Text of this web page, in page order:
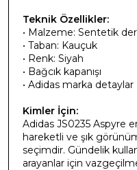
Teknik Özellikler:
• Malzeme: Sentetik
• Taban: Kauçuk
• Renk: Siyah
• Bağcık kapanışı
• Adidas marka detaylar
Kimler İçin:
Adidas JS0235 Aspyre
hareketli ve şık
seçimdir. Gündelik
arayanlar için